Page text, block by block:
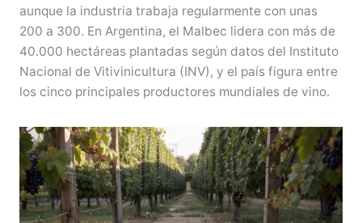
aunque la industria trabaja regularmente con unas
200 a 300. En Argentina, el Malbec lidera con más de
40.000 hectáreas plantadas según datos del Instituto
Nacional de Vitivinicultura (INV), y el país figura entre
los cinco principales productores mundiales de vino.